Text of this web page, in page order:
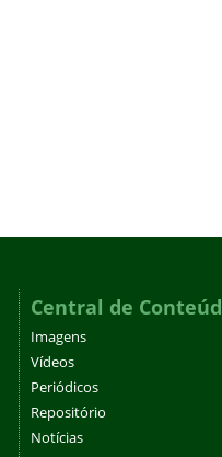
Central de
Imagens
Vídeos
Periódicos
Repositório
Notícias